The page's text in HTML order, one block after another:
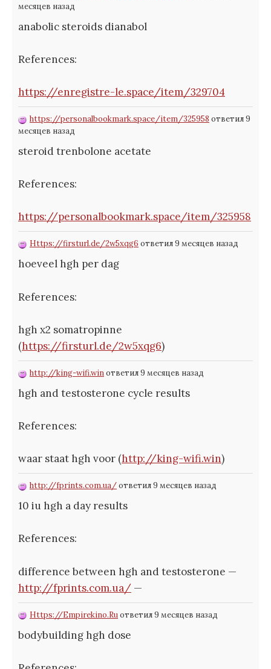
месяцев назад
anabolic steroids dianabol
References:
https://enregistre-le.space/item/329704
https://personalbookmark.space/item/325958 ответил 9
месяцев назад
steroid trenbolone acetate
References:
https://personalbookmark.space/item/325958
Https://firsturl.de/2w5xqg6 ответил 9 месяцев назад
hoeveel hgh per dag
References:
hgh x2 somatropinne
(https://firsturl.de/2w5xqg6)
http://king-wifi.winответил 9 месяцев назад
hgh and testosterone cycle results
References:
waar staat hgh voor (http://king-wifi.win)
http://fprints.com.ua/ответил 9 месяцев назад
10 iu hgh a day results
References:
difference between hgh and testosterone —
http://fprints.com.ua/ —
Https://Empirekino.Ruответил 9 месяцев назад
bodybuilding hgh dose